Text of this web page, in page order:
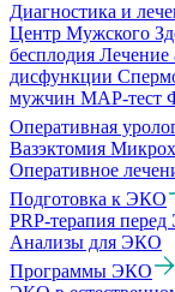
Диагностика и
Центр Мужского
бесплодия Лечение
дисфункции
мужчин МАР-тест
Оперативная
Вазэктомия
Оперативное
Подготовка к ЭКО
PRP-терапия
Анализы для ЭКО
Программы ЭКО